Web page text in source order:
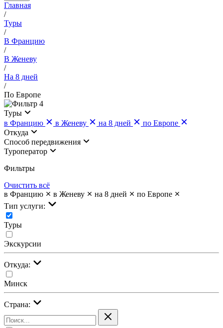
Главная
/
Туры
/
В Францию
/
В Женеву
/
На 8 дней
/
По Европе
4
Туры
в Францию
в Женеву на 8 дней
по Европе
Откуда
Cпособ передвижения
Туроператор
Фильтры
Очистить всё
в Францию
в Женеву на 8 дней
по Европе
Тип услуги:
Туры
Экскурсии
Откуда:
Минск
Страна: